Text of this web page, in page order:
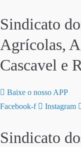
Sindicato
Agrícolas,
Cascavel e
Baixe o nosso APP
Facebook-f
Instagram
Sindicato